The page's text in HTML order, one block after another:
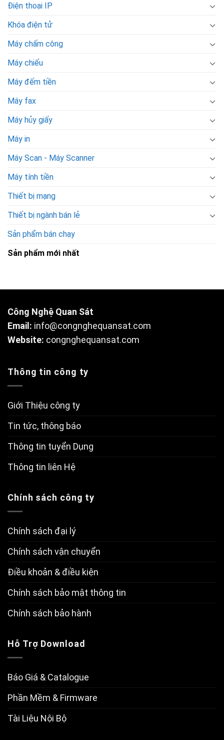
Điện thoại IP
Khóa điện tử
Máy chấm công
Máy chiếu
Máy đếm tiền
Máy fax
Máy hủy giấy
Máy in
Máy Scan - Máy Scanner
Máy tính tiền
Thiết bị mạng
Thiết bị ngành bán lẻ
Sản phẩm bán chạy
Sản phẩm mới nhất
Công Nghệ Quan Sát
Email: info@congnghequansat.com
Website: congnghequansat.com
Thông tin công ty
Giới Thiệu công ty
Tin tức, thông báo
Thông tin tuyển Dụng
Thông tin liên Hệ
Chính sách công ty
Chính sách đại lý
Chính sách vận chuyển
Điều khoản & điều kiện
Chính sách bảo mật thông tin
Chính sách bảo hành
Hỗ Trợ Download
Báo Giá & Catalogue
Phần Mềm & Firmware
Tài Liệu Nội Bộ